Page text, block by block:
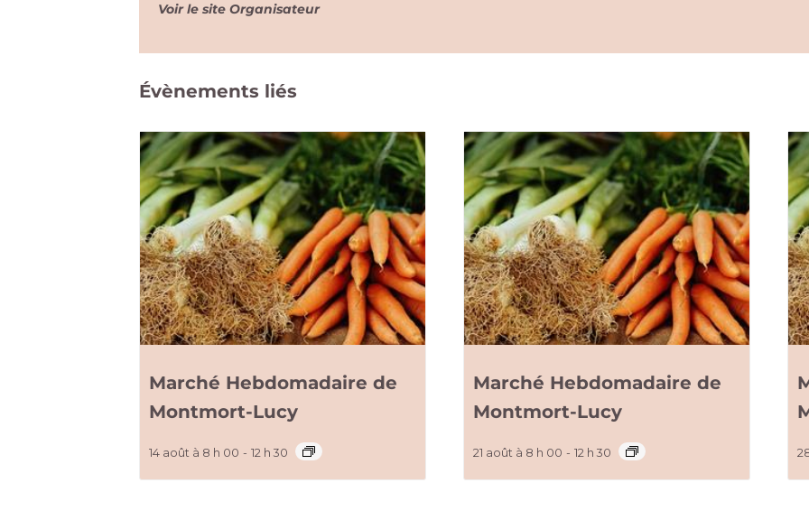
Voir le site Organisateur
Évènements liés
Marché Hebdomadaire de
Montmort-Lucy
14 août à 8 h 00 - 12 h 30
Marché Hebdomadaire de
Montmort-Lucy
21 août à 8 h 00 - 12 h 30